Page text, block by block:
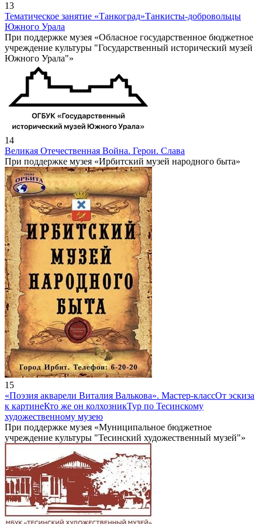
13
Тематическое занятие «Танкоград»Танкисты-добровольцы
Южного Урала
При поддержке музея «Обласное государственное бюджетное
учреждение культуры "Государственный исторический музей
Южного Урала"»
14
Великая Отечественная Война. Герои. Слава
При поддержке музея «Ирбитский музей народного быта»
15
«Поэзия акварели Виталия Валькова». Мастер-классОт эскиза
к картинеКто же он колхозникТур по Тесинскому
художественному музею
При поддержке музея «Муниципальное бюджетное
учреждение культуры "Тесинский художественный музей"»